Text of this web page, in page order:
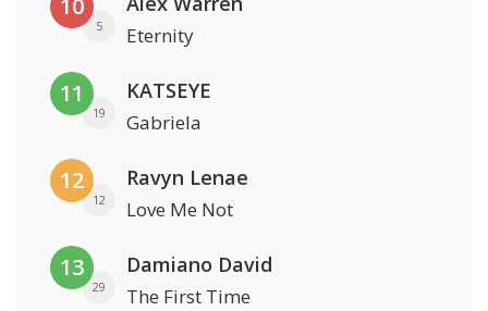
10
5 Eternity
11
19
KATSEYE
Gabriela
12
12
Ravyn Lenae
Love Me Not
13
29
Damiano David
The First Time